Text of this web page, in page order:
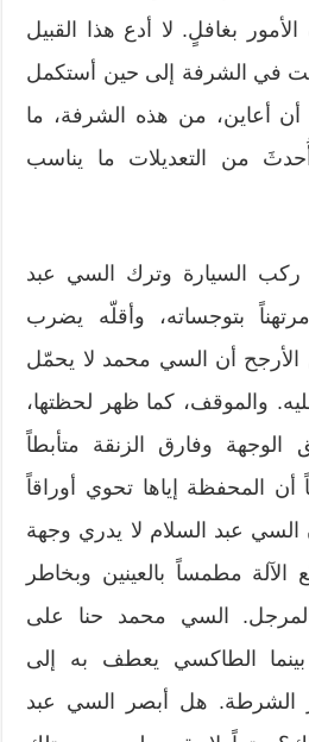
بغافلٍ. لا أدع هذا القبيل
في الشرفة إلى حين أستكمل
أن أعاين، من هذه الشرفة، ما
من التعديلات ما يناسب
السيارة وترك السي عبد
بتوجساته، وأقلّه يضرب
الأرجح أن السي محمد لا يحمّل
والموقف، كما ظهر لحظتها،
الوجهة وفارق الزنقة متأبطاً
المحفظة إياها تحوي أوراقاً
السي عبد السلام لا يدري وجهة
الآلة مطمساً بالعينين وبخاطر
السي محمد حنا على
بينما الطاكسي يعطف به إلى
الشرطة. هل أبصر السي عبد